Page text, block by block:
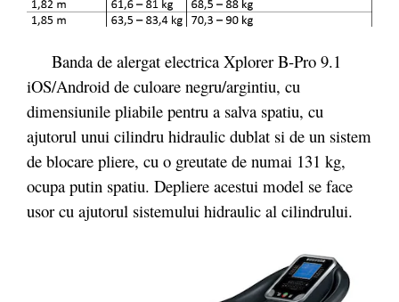
Banda de alergat electrica Xplorer B-Pro 9.1
iOS/Android de culoare negru/argintiu, cu
dimensiunile pliabile pentru a salva spatiu, cu
ajutorul unui cilindru hidraulic dublat si de un sistem
de blocare pliere, cu o greutate de numai 131 kg,
ocupa putin spatiu. Depliere acestui model se face
usor cu ajutorul sistemului hidraulic al cilindrului.